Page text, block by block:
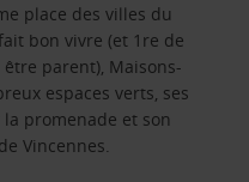
place des villes du
bon vivre (et 1re de
parent), Maisons-
espaces verts, ses
promenade et son
Vincennes.